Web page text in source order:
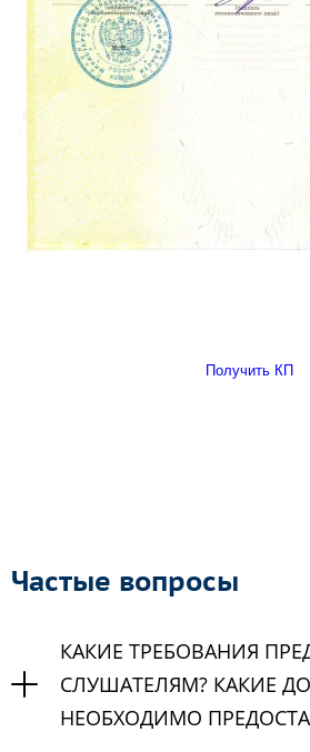
Получить КП
Частые вопросы
КАКИЕ ТРЕБОВАНИЯ
СЛУШАТЕЛЯМ? КАКИЕ
НЕОБХОДИМО